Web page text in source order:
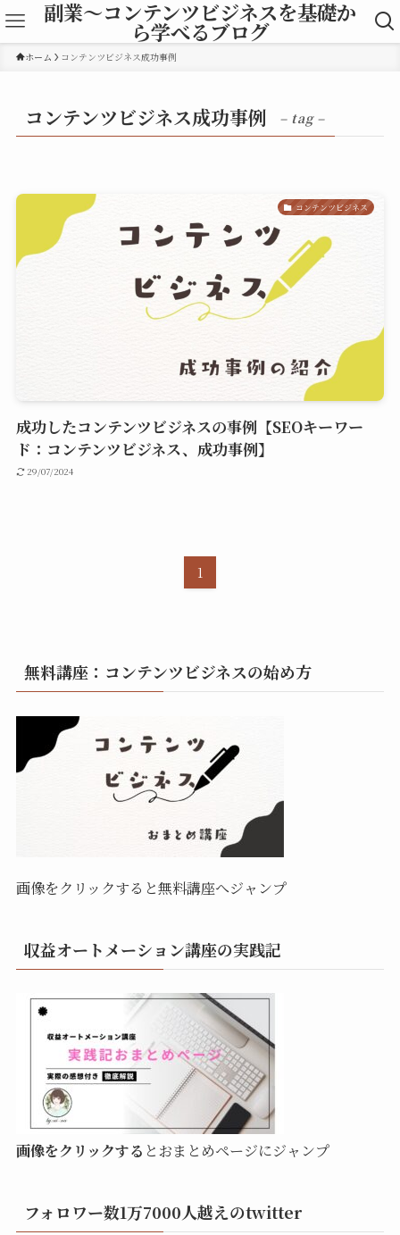
副業～コンテンツビジネスを基礎か
ら学べるブログ
ホーム コンテンツビジネス成功事例
コンテンツビジネス成功事例 – tag –
コンテンツビジネス
成功したコンテンツビジネスの事例【SEOキーワー
ド：コンテンツビジネス、成功事例】
29/07/2024
1
無料講座：コンテンツビジネスの始め方
画像をクリックすると無料講座へジャンプ
収益オートメーション講座の実践記
画像をクリックする とおまとめページにジャンプ
フォロワー数1万7000人越えのtwitter